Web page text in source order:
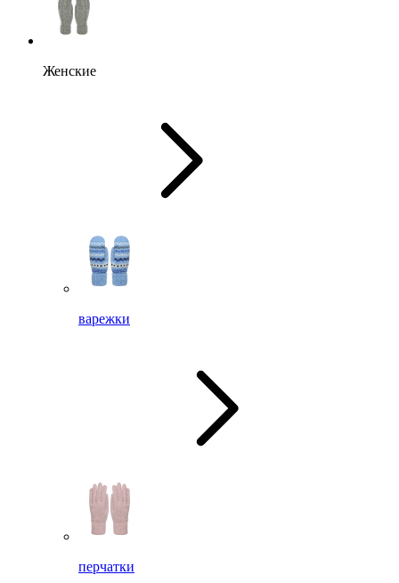
Женские
варежки
перчатки